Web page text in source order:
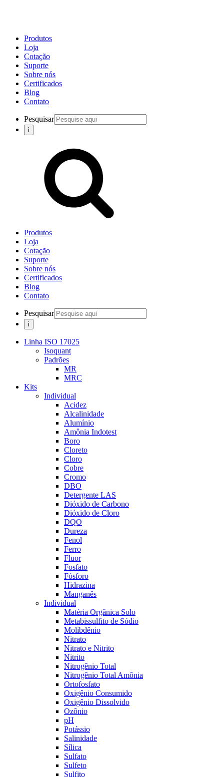
Produtos
Loja
Cotação
Suporte
Sobre nós
Certificados
Blog
Contato
Pesquisar
Produtos
Loja
Cotação
Suporte
Sobre nós
Certificados
Blog
Contato
Pesquisar
Linha ISO 17025
Isoquant
Padrões
MR
MRC
Kits
Individual
Acidez
Alcalinidade
Alumínio
Amônia Indotest
Boro
Cloreto
Cloro
Cobre
Cromo
DBO
Detergente LAS
Dióxido de Carbono
Dióxido de Cloro
DQO
Dureza
Fenol
Ferro
Fluor
Fosfato
Fósforo
Hidrazina
Manganês
Individual
Matéria Orgânica Solo
Metabissulfito de Sódio
Molibdênio
Nitrato
Nitrato e Nitrito
Nitrito
Nitrogênio Total
Nitrogênio Total Amônia
Ortofosfato
Oxigênio Consumido
Oxigênio Dissolvido
Ozônio
pH
Potássio
Salinidade
Sílica
Sulfato
Sulfeto
Sulfito